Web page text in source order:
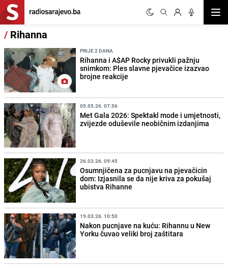
/ Rihanna
PRIJE 2 DANA
Rihanna i A$AP Rocky privukli pažnju
snimkom: Ples slavne pjevačice izazvao
brojne reakcije
05.05.26. 07:56
Met Gala 2026: Spektakl mode i umjetnosti,
zvijezde oduševile neobičnim izdanjima
26.03.26. 09:45
Osumnjičena za pucnjavu na pjevačicin
dom: Izjasnila se da nije kriva za pokušaj
ubistva Rihanne
19.03.26. 10:50
Nakon pucnjave na kuću: Rihannu u New
Yorku čuvao veliki broj zaštitara